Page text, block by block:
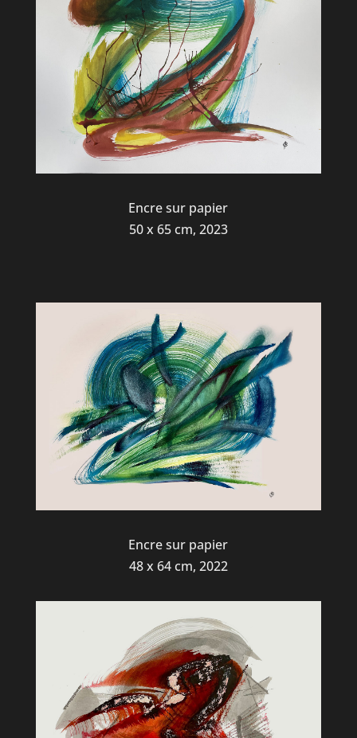
Encre sur papier
50 x 65 cm, 2023
Encre sur papier
48 x 64 cm, 2022